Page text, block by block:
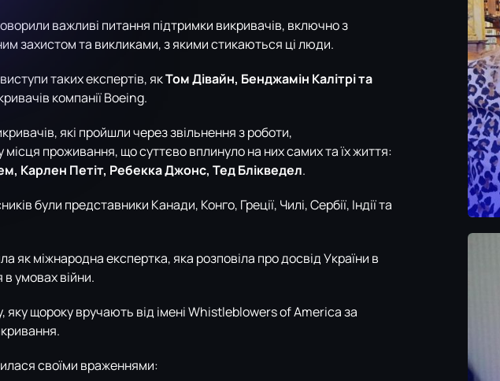
важливі питання підтримки викривачів, включно з
захистом та викликами, з якими стикаються ці люди.
таких експертів, якТом Дівайн, Бенджамін Калітрі та
компанії Boeing.
які пройшли через звільнення з роботи,
місця проживання, що суттєво вплинуло на них самих та їх життя:
Карлен Петіт, Ребекка Джонс, Тед Блікведел.
були представники Канади, Конго, Греції, Чилі, Сербії, Індії та
як міжнародна експертка, яка розповіла про досвід України в
в умовах війни.
щороку вручають від імені Whistleblowers of America за
своїми враженнями: